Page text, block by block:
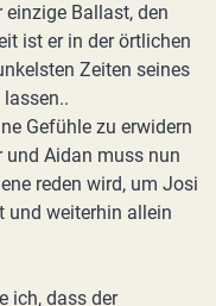
einzige Ballast, den
ist er in der örtlichen
Zeiten seines
Gefühle zu erwidern
und Aidan muss nun
reden wird, um Josi
und weiterhin allein
ich, dass der